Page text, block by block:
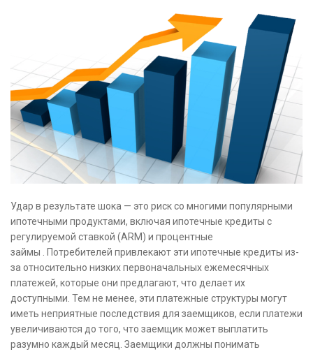
Удар в результате шока — это риск со многими популярными
ипотечными продуктами, включая ипотечные кредиты с
регулируемой ставкой (ARM) и процентные
займы . Потребителей привлекают эти ипотечные кредиты из-
за относительно низких первоначальных ежемесячных
платежей, которые они предлагают, что делает их
доступными. Тем не менее, эти платежные структуры могут
иметь неприятные последствия для заемщиков, если платежи
увеличиваются до того, что заемщик может выплатить
разумно каждый месяц. Заемщики должны понимать